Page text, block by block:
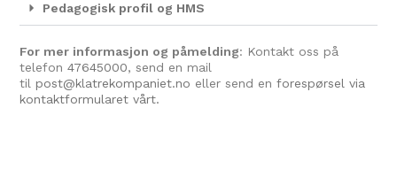
Pedagogisk profil og HMS
For mer informasjon og påmelding: Kontakt oss på
telefon47645000, send en mail
til post@klatrekompaniet.no eller send enforespørsel via
kontaktformularet vårt.